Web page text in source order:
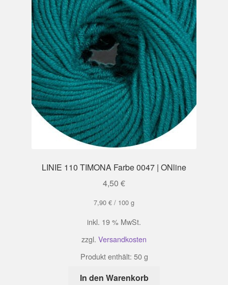
LINIE 110 TIMONA Farbe 0047 | ONline
4,50 €
7,90 € / 100 g
inkl. 19 % MwSt.
zzgl. Versandkosten
Produkt enthält: 50g
In den Warenkorb